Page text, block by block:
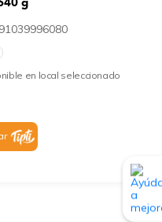
en local seleccionado